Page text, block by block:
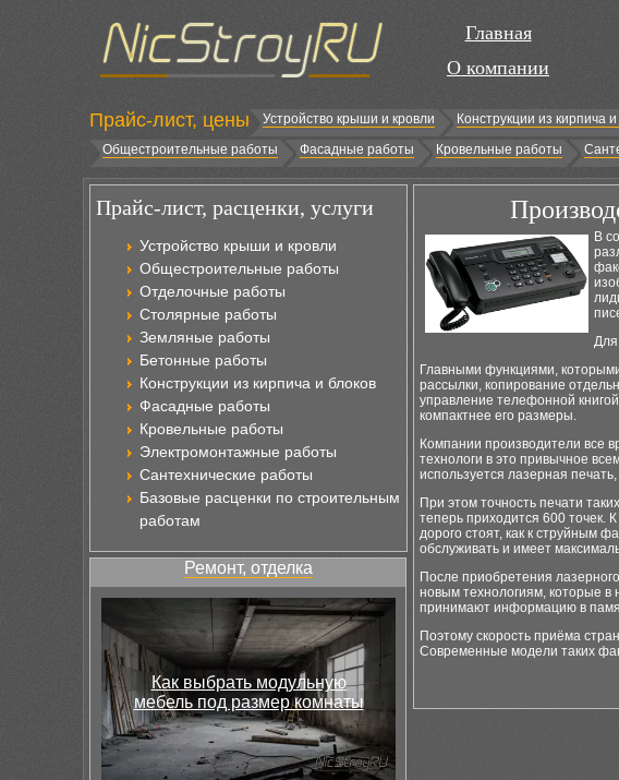
Главная
О компании
Прайс-лист, цены Устройство крыши и кровли Конструкции из кирпича
Общестроительные работы
Фасадные работы Кровельные работы
Прайс-лист, расценки, услуги
Устройство крыши и кровли
Общестроительные работы
Отделочные работы
Столярные работы
Земляные работы
Бетонные работы
Конструкции из кирпича и блоков
Фасадные работы
Кровельные работы
Электромонтажные работы
Сантехнические работы
Базовые расценки по строительным
работам
Ремонт, отделка
Как выбрать модульную
мебель под размер комнаты
В
Для
Главными функциями,
рассылки, копирование
управление телефонной
компактнее его размеры.
Компании производители все
технологи в это привычное
используется лазерная
При этом точность печати
теперь приходится 600 точек.
дорого стоят, как к струйным
обслуживать и имеет
После приобретения
новым технологиям, которые
принимают информацию в
Поэтому скорость приёма
Современные модели таких